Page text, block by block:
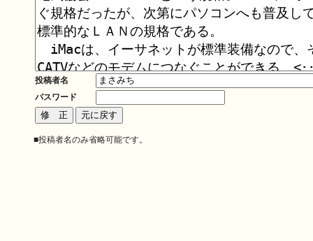
投稿者名
パスワード
■投稿者名のみ省略可能です。